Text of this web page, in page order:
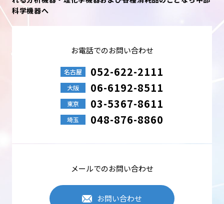
科学機器へ
お電話でのお問い合わせ
名古屋 052-622-2111
大阪 06-6192-8511
東京 03-5367-8611
埼玉 048-876-8860
メールでのお問い合わせ
お問い合わせ